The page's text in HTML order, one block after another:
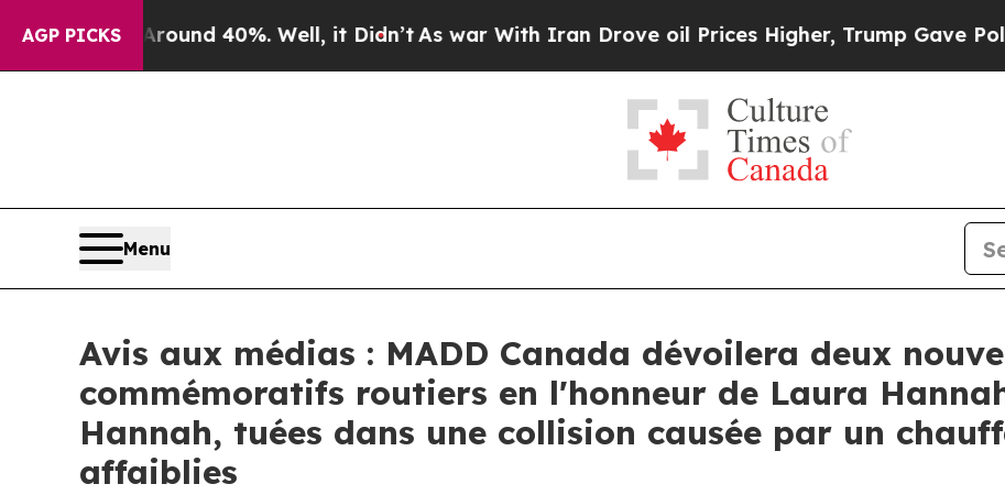
AGP PICKS
Floor Around 40%. Well, it Didn’t As war With Iran Drove oil Prices Higher, Trump Gave
Menu
Avis aux médias : MADD Canada dévoilera deux
commémoratifs routiers en l'honneur de Laura
Hannah, tuées dans une collision causée par un
affaiblies